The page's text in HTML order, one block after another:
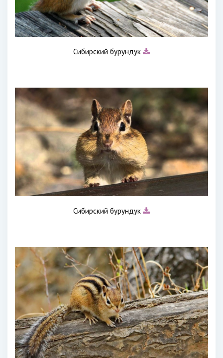
Сибирский бурундук
Сибирский бурундук